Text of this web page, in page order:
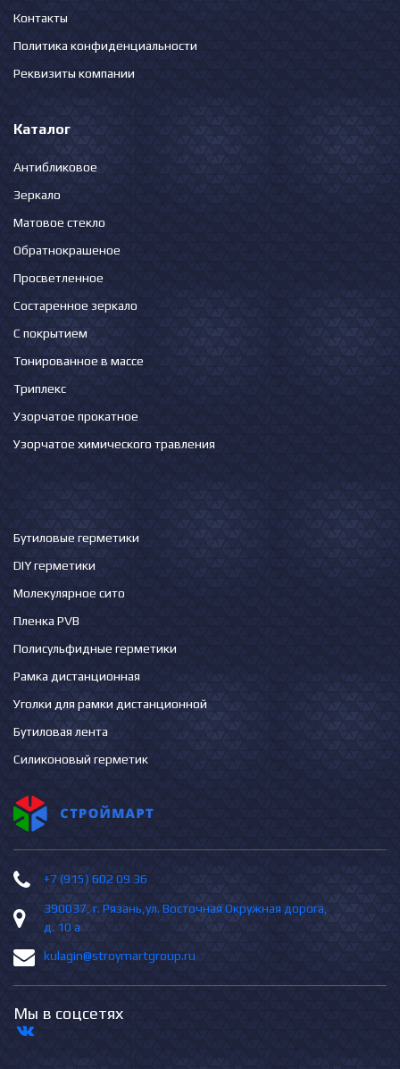
Контакты
Политика конфиденциальности
Реквизиты компании
Каталог
Антибликовое
Зеркало
Матовое стекло
Обратнокрашеное
Просветленное
Состаренное зеркало
С покрытием
Тонированное в массе
Триплекс
Узорчатое прокатное
Узорчатое химического травления
Бутиловые герметики
DIY герметики
Молекулярное сито
Пленка PVB
Полисульфидные герметики
Рамка дистанционная
Уголки для рамки дистанционной
Бутиловая лента
Силиконовый герметик
+7 (915) 602 09 36
390037, г. Рязань,ул. Восточная Окружная дорога,
д. 10 а
kulagin@stroymartgroup.ru
Мы в соцсетях